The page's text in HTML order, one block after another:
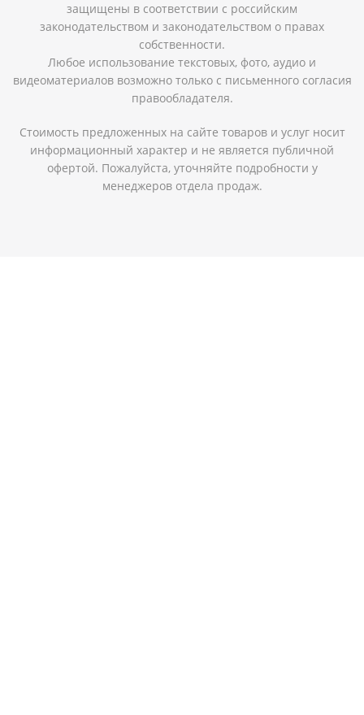
защищены в соответствии с российским
законодательством и законодательством о правах
собственности.
Любое использование текстовых, фото, аудио и
видеоматериалов возможно только с письменного согласия
правообладателя.
Стоимость предложенных на сайте товаров и услуг носит
информационный характер и не является публичной
офертой. Пожалуйста, уточняйте подробности у
менеджеров отдела продаж.